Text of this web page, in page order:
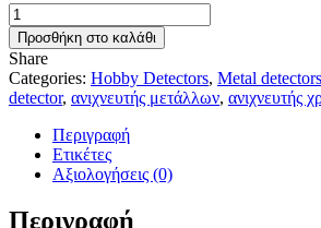
FISHER
F70
METAL
DETECTOR
ποσότητα
Προσθήκη στο καλάθι
Share
Categories: Hobby Detectors, Metal detectors
detector, ανιχνευτής μετάλλων, ανιχνευτής
Περιγραφή
Ετικέτες
Αξιολογήσεις (0)
Περιγραφή